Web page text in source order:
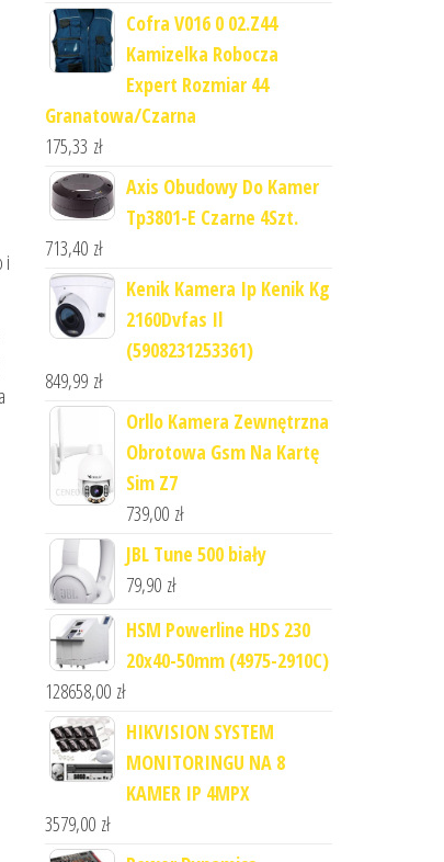
i
Cofra V016 0 02.Z44
Kamizelka Robocza
Expert Rozmiar 44
Granatowa/Czarna
175,33 zł
Axis Obudowy Do Kamer
Tp3801-E Czarne 4Szt.
713,40 zł
Kenik Kamera Ip Kenik Kg
2160Dvfas Il
(5908231253361)
849,99 zł
Orllo Kamera Zewnętrzna
Obrotowa Gsm Na Kartę
Sim Z7
739,00 zł
JBL Tune 500 biały
79,90 zł
HSM Powerline HDS 230
20x40-50mm (4975-2910C)
128658,00 zł
HIKVISION SYSTEM
MONITORINGU NA 8
KAMER IP 4MPX
3579,00 zł